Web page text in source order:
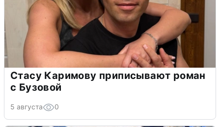
Стасу Каримову приписывают роман
с Бузовой
5 августа 0